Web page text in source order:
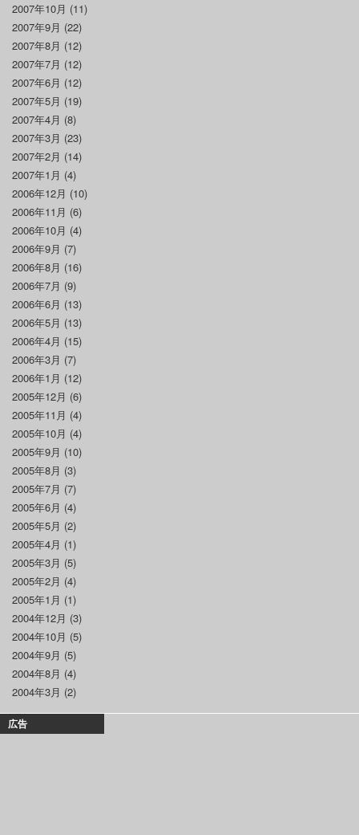
2007年10月 (11)
2007年9月 (22)
2007年8月 (12)
2007年7月 (12)
2007年6月 (12)
2007年5月 (19)
2007年4月 (8)
2007年3月 (23)
2007年2月 (14)
2007年1月 (4)
2006年12月 (10)
2006年11月 (6)
2006年10月 (4)
2006年9月 (7)
2006年8月 (16)
2006年7月 (9)
2006年6月 (13)
2006年5月 (13)
2006年4月 (15)
2006年3月 (7)
2006年1月 (12)
2005年12月 (6)
2005年11月 (4)
2005年10月 (4)
2005年9月 (10)
2005年8月 (3)
2005年7月 (7)
2005年6月 (4)
2005年5月 (2)
2005年4月 (1)
2005年3月 (5)
2005年2月 (4)
2005年1月 (1)
2004年12月 (3)
2004年10月 (5)
2004年9月 (5)
2004年8月 (4)
2004年3月 (2)
広告